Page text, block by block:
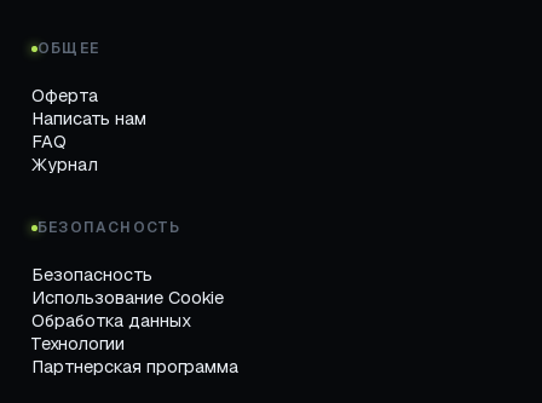
ОБЩЕЕ
Оферта
Написать нам
FAQ
Журнал
БЕЗОПАСНОСТЬ
Безопасность
Использование Cookie
Обработка данных
Технологии
Партнерская программа